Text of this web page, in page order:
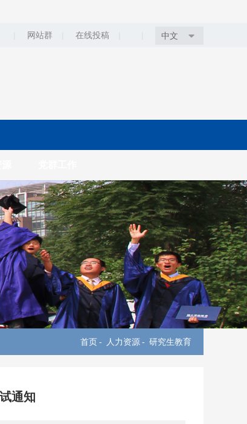
网站群 在线投稿 中文
首页- 人力资源- 研究生教育
通知